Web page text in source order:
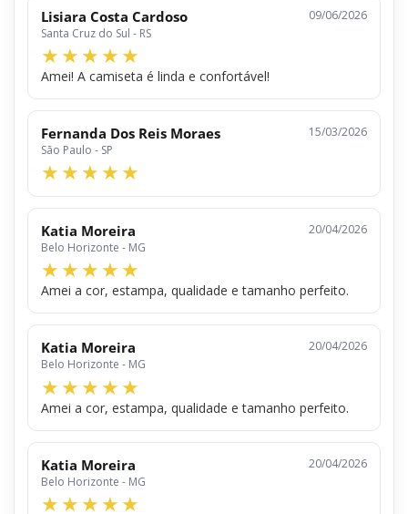
Lisiara Costa Cardoso
Santa Cruz do Sul - RS
09/06/2026
Amei! A camiseta é linda e confortável!
Fernanda Dos Reis Moraes
São Paulo - SP
15/03/2026
Katia Moreira
Belo Horizonte - MG
20/04/2026
Amei a cor, estampa, qualidade e tamanho perfeito.
Katia Moreira
Belo Horizonte - MG
20/04/2026
Amei a cor, estampa, qualidade e tamanho perfeito.
Katia Moreira
Belo Horizonte - MG
20/04/2026